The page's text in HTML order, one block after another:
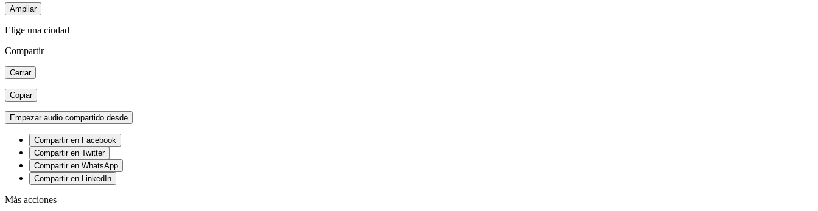
Ampliar
Elige una ciudad
Compartir
Cerrar
Copiar
Empezar audio compartido desde
Compartir en Facebook
Compartir en Twitter
Compartir en WhatsApp
Compartir en LinkedIn
Más acciones